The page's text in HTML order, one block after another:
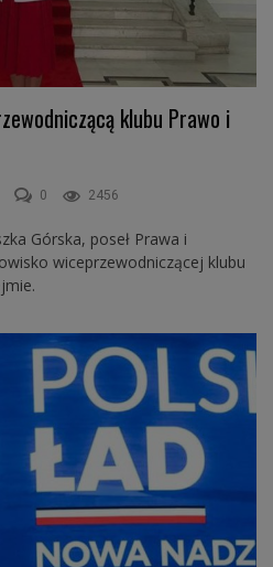
klubu Prawo i
0 2456
Górska, poseł Prawa i
wiceprzewodniczącej klubu